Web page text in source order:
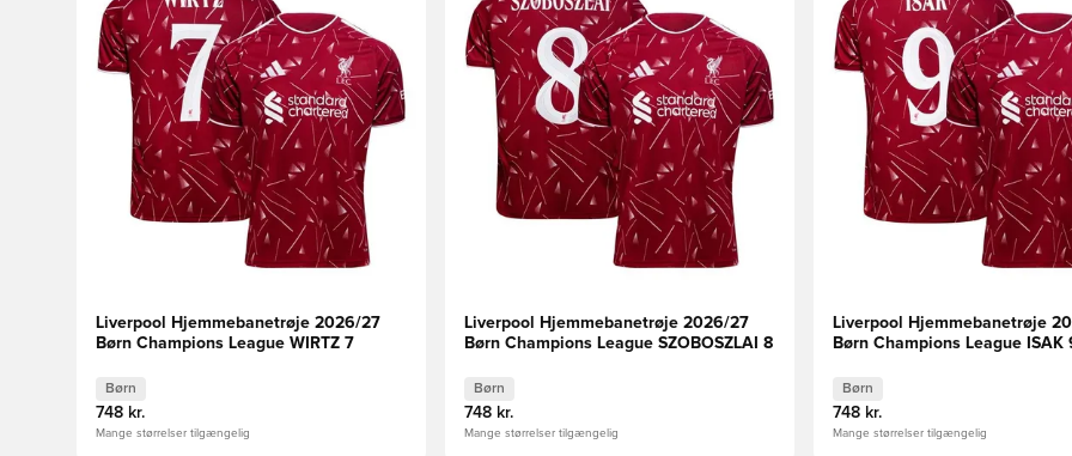
Liverpool Hjemmebanetrøje 2026/27
Børn Champions League WIRTZ 7
Børn
748 kr.
Mange størrelser tilgængelig
Liverpool Hjemmebanetrøje 2026/27
Børn Champions League SZOBOSZLAI 8
Børn
748 kr.
Mange størrelser tilgængelig
Liverpool Hjemmebanetrøje
Børn Champions League ISAK
Børn
748 kr.
Mange størrelser tilgængelig